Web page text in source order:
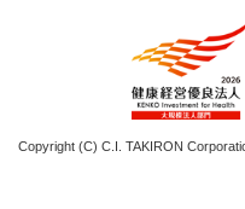
Copyright (C) C.I. TAKIRON